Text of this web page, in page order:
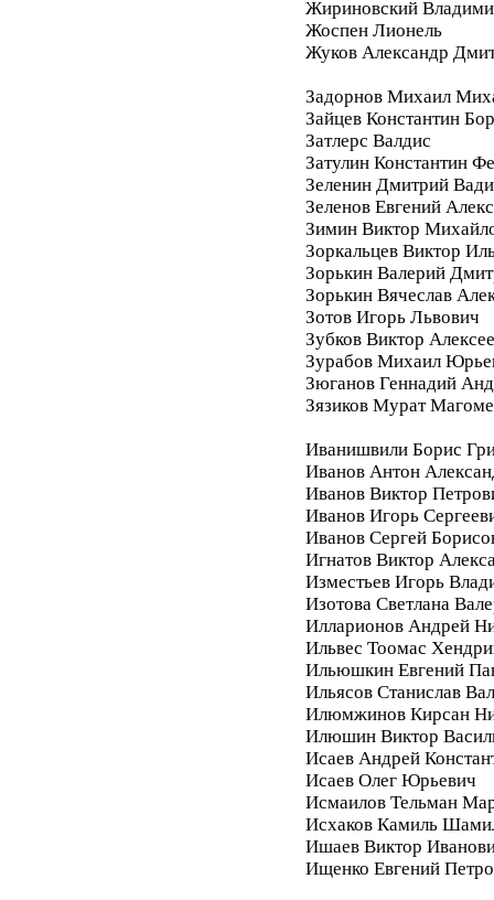
Жириновский
Жоспен Лионель
Жуков Александр
Задорнов Михаил
Зайцев Константин
Затлерс Валдис
Затулин Константин
Зеленин Дмитрий
Зеленов Евгений
Зимин Виктор
Зоркальцев Виктор
Зорькин Валерий
Зорькин Вячеслав
Зотов Игорь Львович
Зубков Виктор
Зурабов Михаил
Зюганов Геннадий
Зязиков Мурат
Иванишвили Борис
Иванов Антон
Иванов Виктор
Иванов Игорь
Иванов Сергей
Игнатов Виктор
Изместьев Игорь
Изотова Светлана
Илларионов Андрей
Ильвес Тоомас
Ильюшкин Евгений
Ильясов Станислав
Илюмжинов Кирсан
Илюшин Виктор
Исаев Андрей
Исаев Олег Юрьевич
Исмаилов Тельман
Исхаков Камиль
Ишаев Виктор
Ищенко Евгений